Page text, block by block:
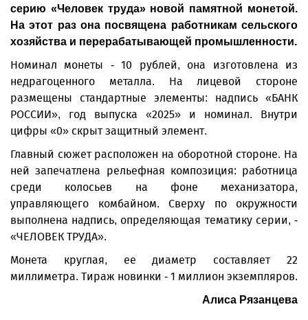
серию «Человек труда» новой памятной монетой.
На этот раз она посвящена работникам сельского
хозяйства и перерабатывающей промышленности.
Номинал монеты - 10 рублей, она изготовлена из
недрагоценного металла. На лицевой стороне
размещены стандартные элементы: надпись «БАНК
РОССИИ», год выпуска «2025» и номинал. Внутри
цифры «0» скрыт защитный элемент.
Главный сюжет расположен на оборотной стороне. На
ней запечатлена рельефная композиция: работница
среди колосьев на фоне механизатора,
управляющего комбайном. Сверху по окружности
выполнена надпись, определяющая тематику серии, -
«ЧЕЛОВЕК ТРУДА».
Монета круглая, ее диаметр составляет 22
миллиметра. Тираж новинки - 1 миллион экземпляров.
Алиса Рязанцева